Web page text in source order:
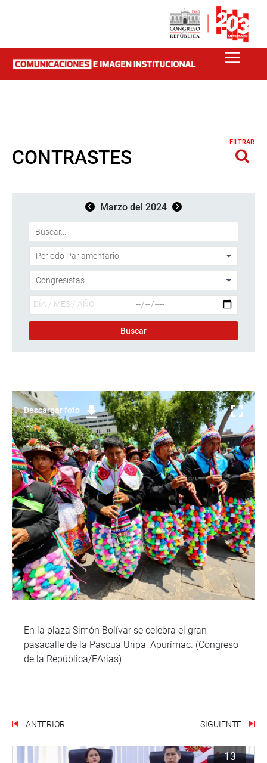
CONTRASTES
FILTRAR
Marzo del 2024
Descargar foto
En la plaza Simón Bolívar se celebra el gran
pasacalle de la Pascua Uripa, Apurímac. (Congreso
de la República/EArias)
ANTERIOR SIGUIENTE
13